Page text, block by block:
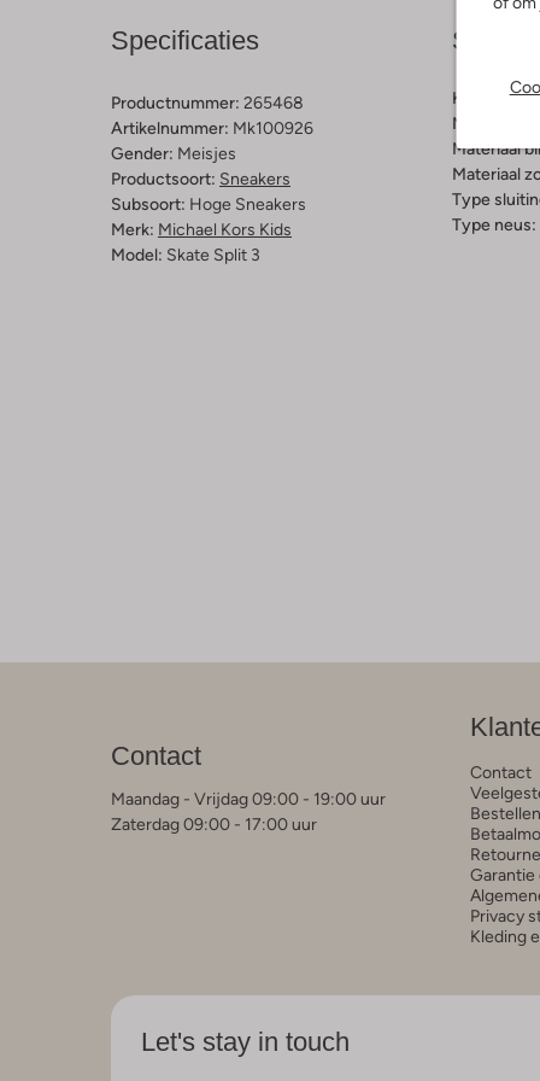
Specificaties
Productnummer: 265468
Artikelnummer: Mk100926
Gender: Meisjes
Productsoort: Sneakers
Subsoort: Hoge Sneakers
Merk: Michael Kors Kids
Model: Skate Split 3
Kleur:
Materiaal
Materiaal
Materiaal
Type
Type neus:
Contact
Maandag - Vrijdag 09:00 - 19:00 uur
Zaterdag 09:00 - 17:00 uur
Contact
Garantie
Privacy
Kleding
Let's stay in touch